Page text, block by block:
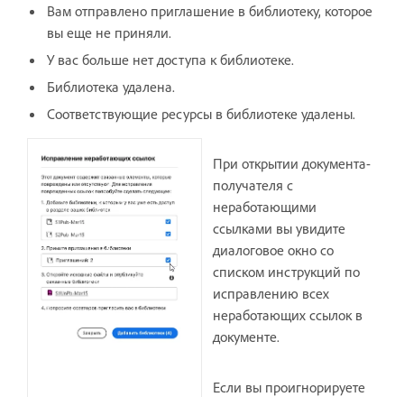
Вам отправлено приглашение в библиотеку, которое
вы еще не приняли.
У вас больше нет доступа к библиотеке.
Библиотека удалена.
Соответствующие ресурсы в библиотеке удалены.
При открытии документа-
получателя с
неработающими
ссылками вы увидите
диалоговое окно со
списком инструкций по
исправлению всех
неработающих ссылок в
документе.
Если вы проигнорируете